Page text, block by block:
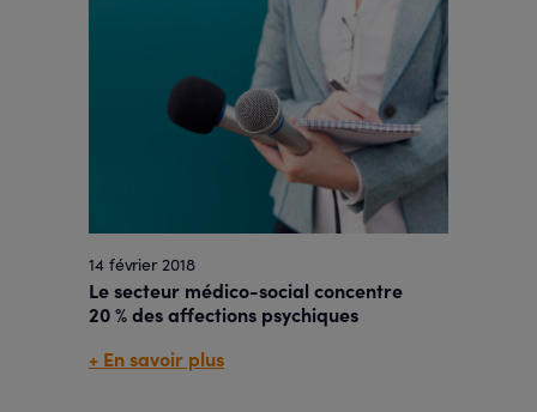
14 février 2018
Le secteur médico-social concentre
20 % des affections psychiques
+ En savoir plus